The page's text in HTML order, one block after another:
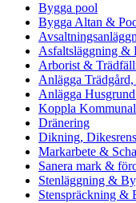
Bygga pool
Bygga Altan &
Asfaltsläggning &
Arborist &
Anlägga
Anlägga
Koppla
Dränering
Dikning,
Markarbete &
Sanera mark &
Stenläggning &
Stenspräckning &